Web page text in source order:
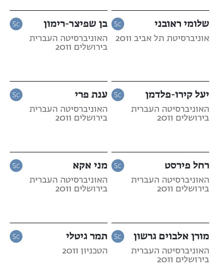
שלומי ראובני
אוניברסיטת תל אביב 2011
בן שפיצר-רימון
האוניברסיטה העברית
בירושלים 2011
יעל קירו-פלדמן
האוניברסיטה העברית
בירושלים 2011
ענת פרי
האוניברסיטה העברית
בירושלים 2011
רחל פירסט
האוניברסיטה העברית
בירושלים 2011
מני אקא
האוניברסיטה העברית
בירושלים 2011
מורן אלבוים גרשון
האוניברסיטה העברית
בירושלים 2011
תמר גיטלי
הטכניון 2011